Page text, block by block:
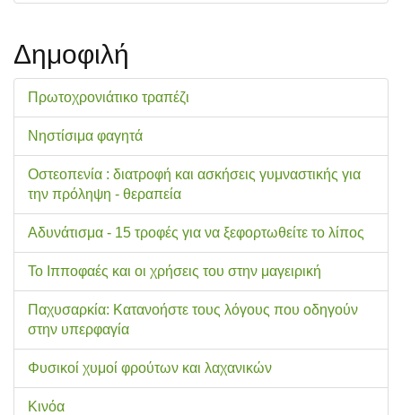
Δημοφιλή
Πρωτοχρονιάτικο τραπέζι
Νηστίσιμα φαγητά
Οστεοπενία : διατροφή και ασκήσεις γυμναστικής για
την πρόληψη - θεραπεία
Αδυνάτισμα - 15 τροφές για να ξεφορτωθείτε το λίπος
Το Ιπποφαές και οι χρήσεις του στην μαγειρική
Παχυσαρκία: Κατανοήστε τους λόγους που οδηγούν
στην υπερφαγία
Φυσικοί χυμοί φρούτων και λαχανικών
Κινόα